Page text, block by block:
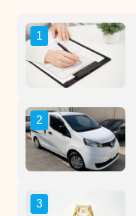
1
2
3